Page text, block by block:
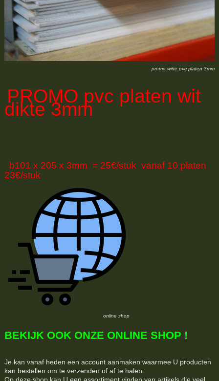
promo witte pvc platen 3mm
PROMO pvc platen wit
dikte 3mm
b101 x 205 x 3mm = 25€/stuk vanaf 10 platen
23€/stuk
online shop
BEKIJK OOK ONZE ONLINE SHOP !
Je kan vanaf heden een account aanmaken waarmee U producten
kan bestellen om te verzenden of af te halen.